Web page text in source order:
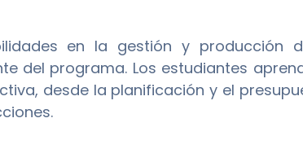
en la gestión y producción
del programa. Los estudiantes
desde la planificación y el